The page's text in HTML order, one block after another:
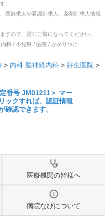
。
医師求人や看護師求人、薬剤師求人情報
すので、是非ご覧になってください。
科 / 小児科 / 医院 / かかりつけ
> 内科 脳神経内科 > 好生医院 >
医療機関の皆様へ
病院なびについて